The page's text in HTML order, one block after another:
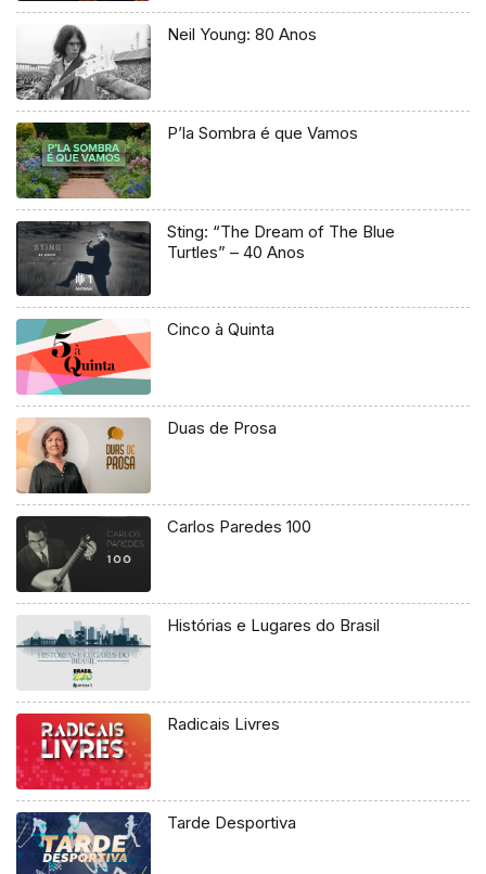
Neil Young: 80 Anos
P’la Sombra é que Vamos
Sting: “The Dream of The Blue
Turtles” – 40 Anos
Cinco à Quinta
Duas de Prosa
Carlos Paredes 100
Histórias e Lugares do Brasil
Radicais Livres
Tarde Desportiva